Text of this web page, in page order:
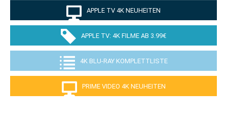
APPLE TV 4K NEUHEITEN
APPLE TV: 4K FILME AB 3.99€
4K BLU-RAY KOMPLETTLISTE
PRIME VIDEO 4K NEUHEITEN